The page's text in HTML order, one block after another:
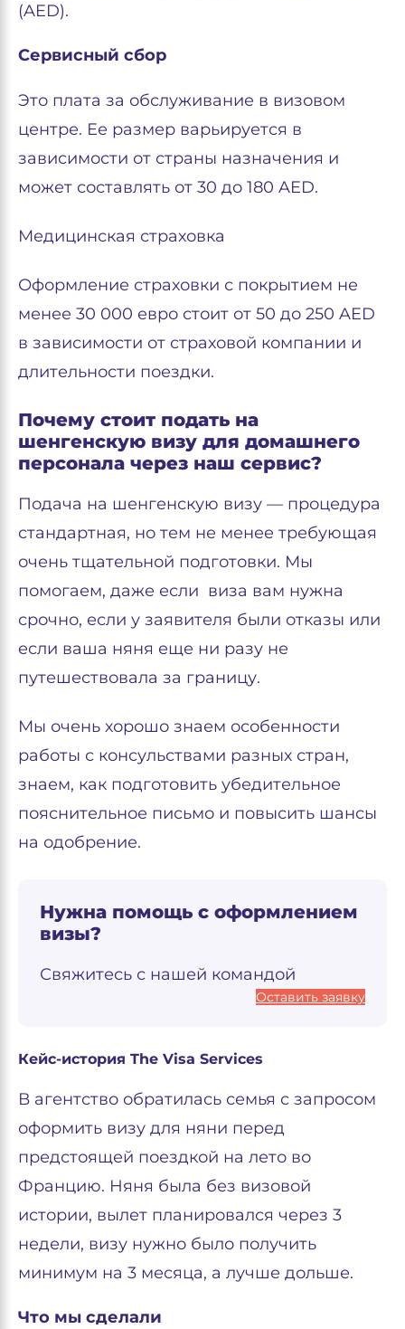
(AED).
Сервисный сбор
Это плата за обслуживание в визовом
центре. Ее размер варьируется в
зависимости от страны назначения и
может составлять от 30 до 180 AED.
Медицинская страховка
Оформление страховки с покрытием не
менее 30 000 евро стоит от 50 до 250 AED
в зависимости от страховой компании и
длительности поездки.
Почему стоит подать на
шенгенскую визу для домашнего
персонала через наш сервис?
Подача на шенгенскую визу — процедура
стандартная, но тем не менее требующая
очень тщательной подготовки. Мы
помогаем, даже если виза вам нужна
срочно, если у заявителя были отказы или
если ваша няня еще ни разу не
путешествовала за границу.
Мы очень хорошо знаем особенности
работы с консульствами разных стран,
знаем, как подготовить убедительное
пояснительное письмо и повысить шансы
на одобрение.
Нужна помощь с оформлением
визы?
Свяжитесь с нашей командой
Оставить заявку
Кейс-история The Visa Services
В агентство обратилась семья с запросом
оформить визу для няни перед
предстоящей поездкой на лето во
Францию. Няня была без визовой
истории, вылет планировался через 3
недели, визу нужно было получить
минимум на 3 месяца, а лучше дольше.
Что мы сделали